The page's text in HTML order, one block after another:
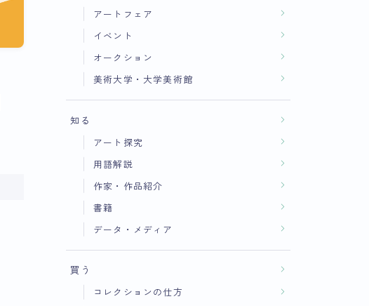
アートフェア
イベント
オークション
美術大学・大学美術館
知る
アート探究
用語解説
作家・作品紹介
書籍
データ・メディア
買う
コレクションの仕方